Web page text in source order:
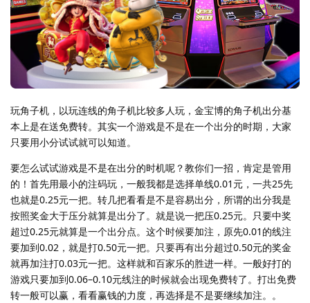
玩角子机，以玩连线的角子机比较多人玩，金宝博的角子机出分基
本上是在送免费转。其实一个游戏是不是在一个出分的时期，大家
只要用小分试试就可以知道。
要怎么试试游戏是不是在出分的时机呢？教你们一招，肯定是管用
的！首先用最小的注码玩，一般我都是选择单线0.01元，一共25先
也就是0.25元一把。转几把看看是不是容易出分，所谓的出分我是
按照奖金大于压分就算是出分了。就是说一把压0.25元。只要中奖
超过0.25元就算是一个出分点。这个时候要加注，原先0.01的线注
要加到0.02，就是打0.50元一把。只要再有出分超过0.50元的奖金
就再加注打0.03元一把。这样就和百家乐的胜进一样。一般好打的
游戏只要加到0.06–0.10元线注的时候就会出现免费转了。打出免费
转一般可以赢，看看赢钱的力度，再选择是不是要继续加注。。